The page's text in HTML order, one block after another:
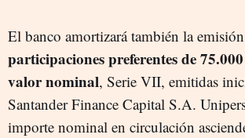
El banco amortizará también la
participaciones preferentes de
valor nominal, Serie VII, emitidas
Santander Finance Capital S.A.
importe nominal en circulación